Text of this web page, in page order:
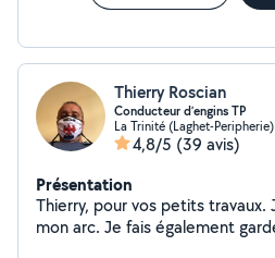
Thierry Roscian
Conducteur d’engins TP
La Trinité (Laghet-Peripherie)
4,8/5 (39 avis)
Présentation
Thierry, pour vos petits travaux.
mon arc. Je fais également